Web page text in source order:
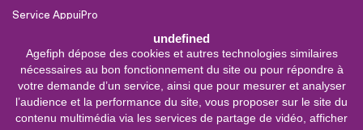
undefined
Agefiph dépose des cookies et autres technologies similaires
nécessaires au bon fonctionnement du site ou pour répondre à
votre demande d’un service, ainsi que pour mesurer et analyser
l’audience et la performance du site, vous proposer sur le site du
contenu multimédia via les services de partage de vidéo, afficher
Service AppuiPro
Nous suivre
Youtube
Linkedin